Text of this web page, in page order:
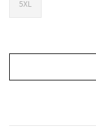
5XL